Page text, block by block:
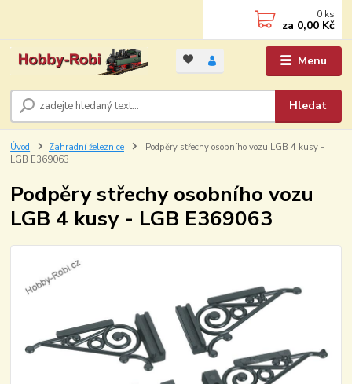
Menu
Hledat
0 ks
za 0,00 Kč
Úvod Zahradní železnice
Podpěry střechy osobního vozu LGB 4 kusy -
LGB E369063
Podpěry střechy osobního vozu
LGB 4 kusy - LGB E369063